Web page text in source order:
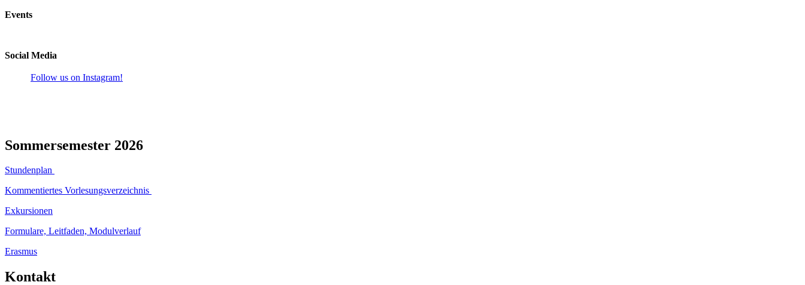
Events
Social Media
Follow us on Instagram!
Sommersemester 2026
Stundenplan
Kommentiertes Vorlesungsverzeichnis
Exkursionen
Formulare, Leitfaden, Modulverlauf
Erasmus
Kontakt